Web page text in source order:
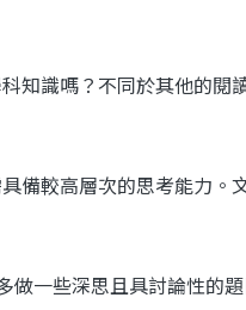
知識嗎？不同於其他的閱
備較高層次的思考能力。
一些深思且具討論性的